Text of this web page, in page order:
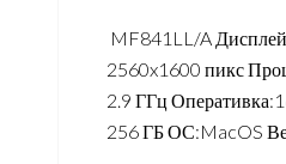
MF841LL/A
2560x1600 пикс
2.9 ГГц
256 ГБ ОС:MacOS